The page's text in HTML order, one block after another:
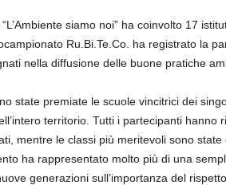
siamo noi” ha coinvolto 17
Ru.Bi.Te.Co. ha registrato la
nella diffusione delle buone pratiche
state premiate le scuole vincitrici dei
territorio. Tutti i partecipanti hanno
mentre le classi più meritevoli sono state
ha rappresentato molto più di una
generazioni sull’importanza del